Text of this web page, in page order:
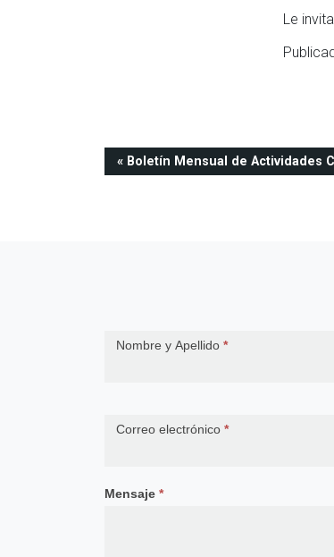
Le
Navegación
Boletín Mensual de Actividades
Nombre y Apellido *
Correo electrónico *
Mensaje *